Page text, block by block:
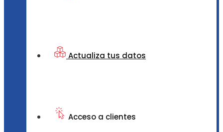
Actualiza tus datos
Acceso a clientes